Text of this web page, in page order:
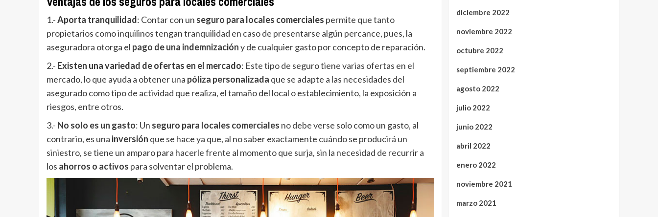
1.-Aporta tranquilidad: Contar con un seguro para locales comerciales permite que tanto
propietarios como inquilinos tengan tranquilidad en caso de presentarse algún percance, pues, la
aseguradora otorga el pago de una indemnizacióny de cualquier gasto por concepto de reparación.
2.- Existen una variedad de ofertas en el mercado: Este tipo de seguro tiene varias ofertas en el
mercado, lo que ayuda a obtener una póliza personalizada que se adapte a las necesidades del
asegurado como tipo de actividad que realiza, el tamaño del local o establecimiento, la exposición a
riesgos, entre otros.
3.- No solo es un gasto: Un seguro para locales comerciales no debe verse solo como un gasto, al
contrario, es una inversión que se hace ya que, al no saber exactamente cuándo se producirá un
siniestro, se tiene un amparo para hacerle frente al momento que surja, sin la necesidad de recurrir a
los ahorros o activos para solventar el problema.
diciembre 2022
noviembre 2022
octubre 2022
septiembre 2022
agosto 2022
julio 2022
junio 2022
abril 2022
enero 2022
noviembre 2021
marzo 2021